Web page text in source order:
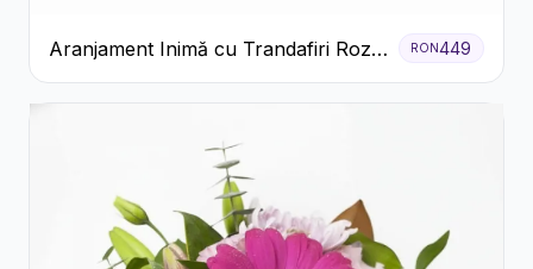
Aranjament Inimă cu Trandafiri Roz
și Gypsophila Albă
RON449